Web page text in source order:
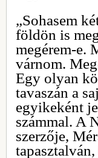
„Sohasem
földön is
megérem-e.
várnom.
Egy olyan
tavaszán a
egyikeként
számmal. A
szerzője,